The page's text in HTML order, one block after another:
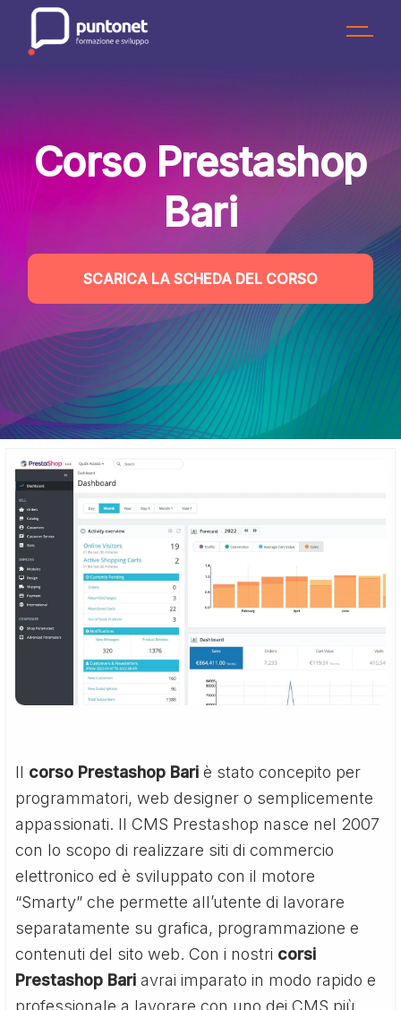
content
Corso Prestashop
Bari
SCARICA LA SCHEDA DEL CORSO
Il corso Prestashop Bari è stato concepito per
programmatori, web designer o semplicemente
appassionati. Il CMS Prestashop nasce nel 2007
con lo scopo di realizzare siti di commercio
elettronico ed è sviluppato con il motore
“Smarty” che permette all’utente di lavorare
separatamente su grafica, programmazione e
contenuti del sito web. Con i nostri corsi
Prestashop Bari avrai imparato in modo rapido e
professionale a lavorare con uno dei CMS più